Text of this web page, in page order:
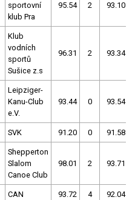
sportovní
klub Pra
95.54 2 93.10
Klub
vodních
sportů
Sušice z.s
96.31 2 93.34
Leipziger-
Kanu-Club
e.V.
93.44 0 93.54
SVK 91.20 0 91.58
Shepperton
Slalom
Canoe Club
98.01 2 93.71
CAN 93.72 4 92.04